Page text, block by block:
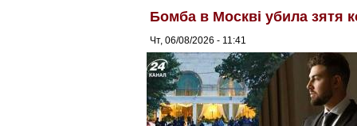
Бомба в Москві убила зятя
Чт, 06/08/2026 - 11:41